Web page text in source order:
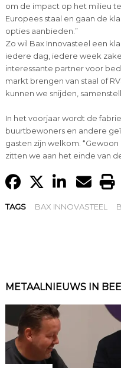
om de impact op het milieu
Europees staal en gaan de
opties aanbieden.”
Zo wil Bax Innovasteel een
iedere dag, iedere week
interessante partner voor
markt brengen van staal of
kunnen we snijden,
In het voorjaar wordt de
buurtbewoners en andere
gasten zijn welkom.
zitten we aan het einde van
TAGS BAX INNOVASTEEL
METAALNIEUWS IN